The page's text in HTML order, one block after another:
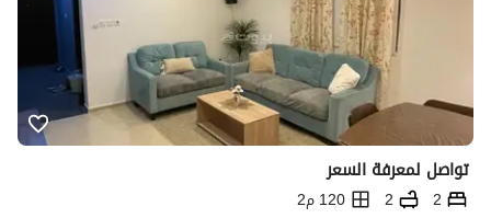
تواصل لمعرفة السعر
2
2
120 م2